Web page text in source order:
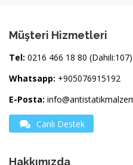
Müşteri Hizmetleri
Tel: 0216 466 18 80 (Dahili:107)
Whatsapp: +905076915192
E-Posta:
Canlı Destek
Hakkımızda